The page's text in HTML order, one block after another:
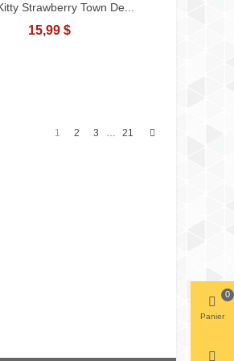
Strawberry Town De...
15,99 $
1 2 3 … 21
Panier
0